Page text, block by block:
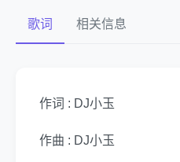
歌词 相关信息
作词 : DJ小玉
作曲 : DJ小玉